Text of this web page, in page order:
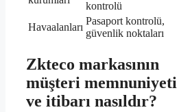
kontrolü
Havaalanları
Pasaport kontrolü,
güvenlik noktaları
Zkteco markasının
müşteri memnuniyeti
ve itibarı nasıldır?